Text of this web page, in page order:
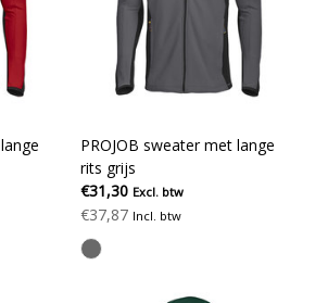
PROJOB sweater met lange
rits grijs
€31,30 Excl. btw
€37,87 Incl. btw